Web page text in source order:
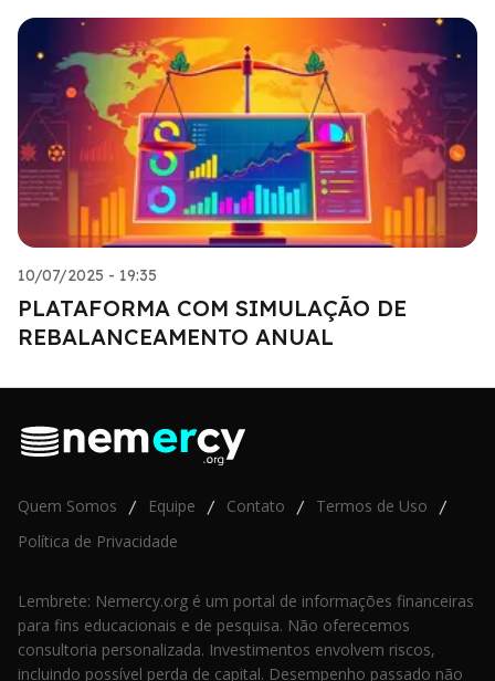
10/07/2025 - 19:35
PLATAFORMA COM SIMULAÇÃO DE
REBALANCEAMENTO ANUAL
Quem Somos / Equipe / Contato / Termos de Uso /
Política de Privacidade
Lembrete: Nemercy.org é um portal de informações financeiras
para fins educacionais e de pesquisa. Não oferecemos
consultoria personalizada. Investimentos envolvem riscos,
incluindo possível perda de capital. Desempenho passado não